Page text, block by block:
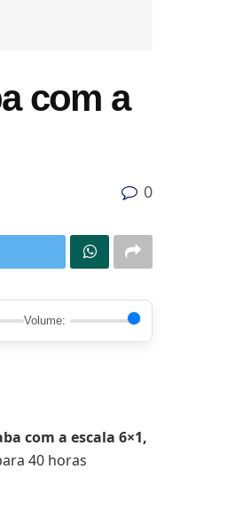
com a
0
Volume:
com a escala 6×1,
40 horas